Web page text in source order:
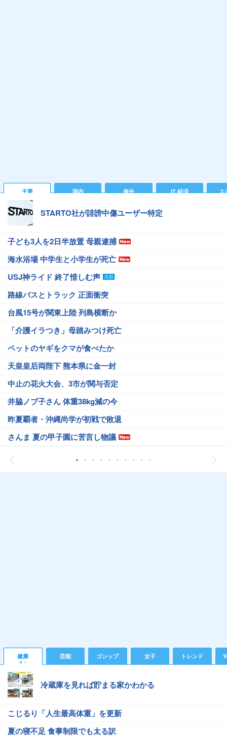
主要 国内 海外 IT 経済 ス
STARTO社が誹謗中傷ユーザー特定
子ども3人を2日半放置 母親逮捕
海水浴場 中学生と小学生が死亡
USJ神ライド 終了惜しむ声
路線バスとトラック 正面衝突
台風15号が関東上陸 列島横断か
「介護イラつき」母踏みつけ死亡
ペットのヤギをクマが食べたか
天皇皇后両陛下 熊本県に金一封
中止の花火大会、3市が関与否定
井脇ノブ子さん 体重38kg減の今
昨夏覇者・沖縄尚学が初戦で敗退
さんま 夏の甲子園に苦言し物議
健康 芸能 ゴシップ 女子 トレンド
冷蔵庫を見れば貯まる家かわかる
こじるり「人生最高体重」を更新
夏の寝不足 食事制限でも太る訳